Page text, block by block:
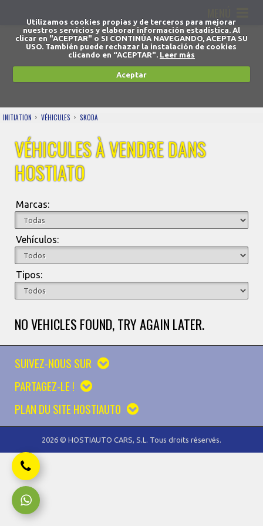
Utilizamos cookies propias y de terceros para mejorar
nuestros servicios y elaborar información estadística. Al
clicar en "ACEPTAR" o SI CONTINÚA NAVEGANDO, ACEPTA SU
USO. También puede rechazar la instalación de cookies
clicando en “ACEPTAR". Leer más
Aceptar
INITIATION VÉHICULES SKODA
VÉHICULES À VENDRE DANS
HOSTIATO
Marcas:
Vehículos:
Tipos:
NO VEHICLES FOUND, TRY AGAIN LATER.
SUIVEZ-NOUS SUR
PARTAGEZ-LE !
PLAN DU SITE HOSTIAUTO
2026 © HOSTIAUTO CARS, S.L. Tous droits réservés.